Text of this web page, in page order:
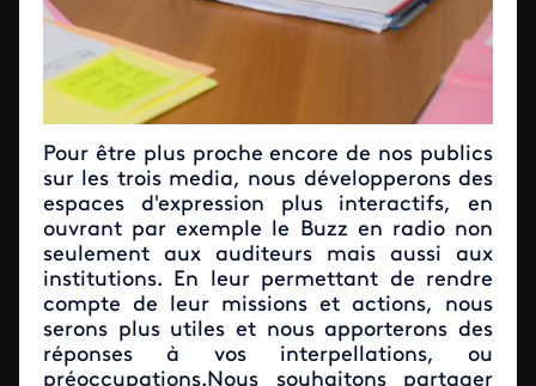
Pour être plus proche encore de nos publics
sur les trois media, nous développerons des
espaces d'expression plus interactifs, en
ouvrant par exemple le Buzz en radio non
seulement aux auditeurs mais aussi aux
institutions. En leur permettant de rendre
compte de leur missions et actions, nous
serons plus utiles et nous apporterons des
réponses à vos interpellations, ou
préoccupations.Nous souhaitons partager